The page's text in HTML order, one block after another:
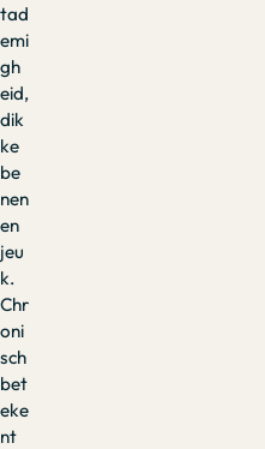
tad
emi
gh
eid,
dik
ke
be
nen
en
jeu
k.
Chr
oni
sch
bet
eke
nt